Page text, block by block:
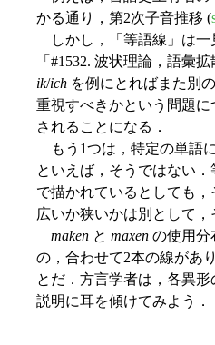
かる通り，第2次子音推移 (
しかし，「等語線」は一
「#1532. 波状理論，語彙
ik/ich を例にとればまた別
重視すべきかという問題に
されることになる．
もう1つは，特定の単語
といえば，そうではない
で描かれているとしても
広いか狭いかは別として
maken と maxen の使用分
の，合わせて2本の線があ
とだ．方言学者は，各異形
説明に耳を傾けてみよう．